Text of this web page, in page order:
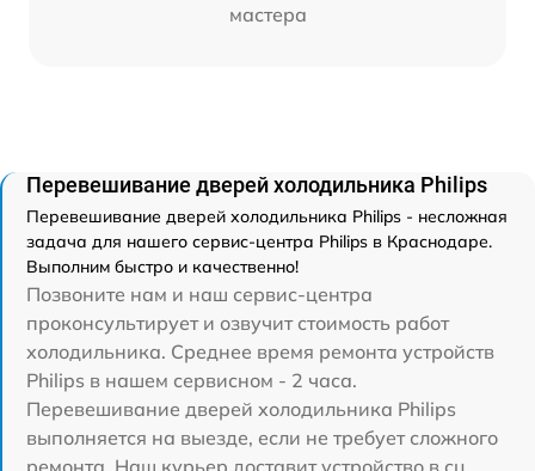
мастера
Перевешивание дверей холодильника Philips
Перевешивание дверей холодильника Philips - несложная
задача для нашего сервис-центра Philips в Краснодаре.
Выполним быстро и качественно!
Позвоните нам и наш сервис-центра
проконсультирует и озвучит стоимость работ
холодильника. Среднее время ремонта устройств
Philips в нашем сервисном - 2 часа.
Перевешивание дверей холодильника Philips
выполняется на выезде, если не требует сложного
ремонта. Наш курьер доставит устройство в сц